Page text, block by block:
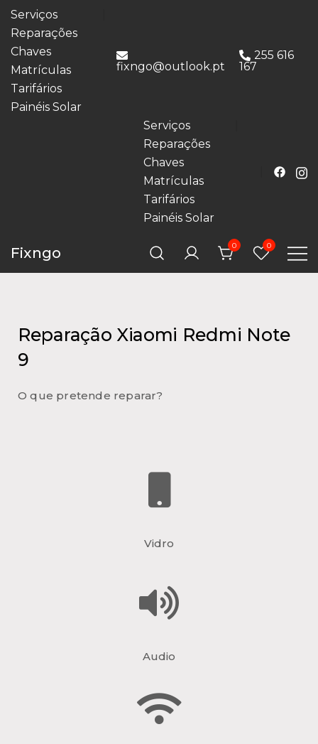
Serviços
Reparações
Chaves
Matrículas
Tarifários
Painéis Solar
fixngo@outlook.pt
255 616
167
Serviços
Reparações
Chaves
Matrículas
Tarifários
Painéis Solar
Fixngo 0 0
Reparação Xiaomi Redmi Note
9
O que pretende reparar?
Vidro
Audio